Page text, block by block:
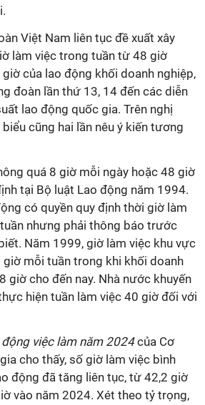
Việt Nam liên tục đề xuất xây
làm việc trong tuần từ 48 giờ
của lao động khối doanh nghiệp,
đoàn lần thứ 13, 14 đến các diễn
lao động quốc gia. Trên nghị
cũng hai lần nêu ý kiến tương
quá 8 giờ mỗi ngày hoặc 48 giờ
tại Bộ luật Lao động năm 1994.
có quyền quy định thời giờ làm
nhưng phải thông báo trước
Năm 1999, giờ làm việc khu vực
mỗi tuần trong khi khối doanh
giờ cho đến nay. Nhà nước khuyến
hiện tuần làm việc 40 giờ đối với
việc làm năm 2024của Cơ
cho thấy, số giờ làm việc bình
động đã tăng liên tục, từ 42,2 giờ
vào năm 2024. Xét theo tỷ trọng,